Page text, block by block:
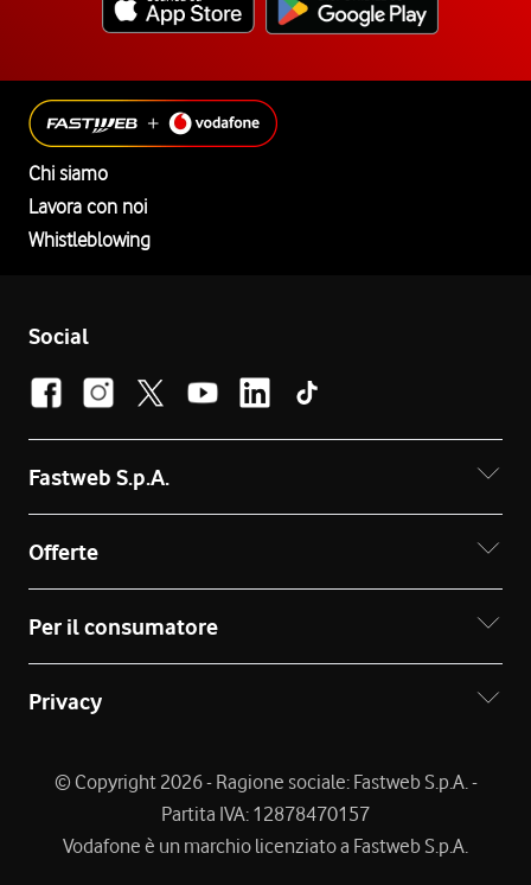
Chi siamo
Lavora con noi
Whistleblowing
Social
Fastweb S.p.A.
Offerte
Per il consumatore
Privacy
© Copyright 2026 - Ragione sociale: Fastweb S.p.A. -
Partita IVA: 12878470157
Vodafone è un marchio licenziato a Fastweb S.p.A.